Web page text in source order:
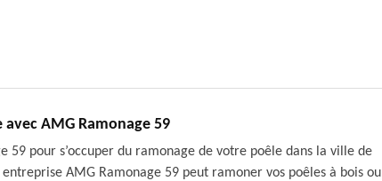
AMG Ramonage 59
59 pour s’occuper du ramonage de votre poêle dans la ville de
AMG Ramonage 59 peut ramoner vos poêles à bois ou